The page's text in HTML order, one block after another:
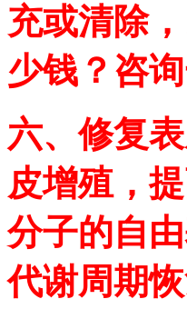
充或清除
少钱？咨
六、修复
皮增殖，
分子的自
代谢周期